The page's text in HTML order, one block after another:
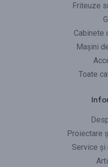
Friteuze
Cabinete
Mașini
Toate
Proiectare
Service și